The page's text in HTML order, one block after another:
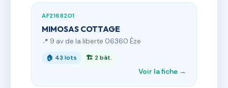
AF2168201
MIMOSAS COTTAGE
📍 9 av de la liberte 06360 Èze
🏠 43 lots 🏗 2 bât.
Voir la fiche →